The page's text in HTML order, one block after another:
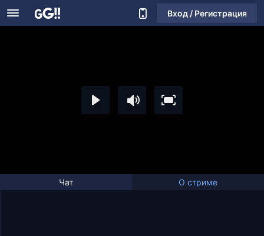
Вход / Регистрация
Чат О стриме